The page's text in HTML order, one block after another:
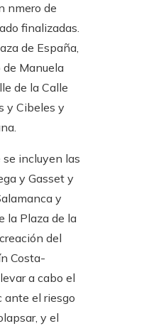
nmero de
finalizadas.
de España,
Manuela
de la Calle
y Cibeles y
incluyen las
y Gasset y
y
la Plaza de la
del
Costa-
a cabo el
ante el riesgo
y el